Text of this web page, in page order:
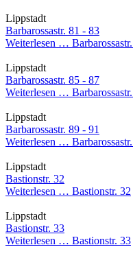
Lippstadt
Barbarossastr. 81 - 83
Weiterlesen …
Lippstadt
Barbarossastr. 85 - 87
Weiterlesen …
Lippstadt
Barbarossastr. 89 - 91
Weiterlesen …
Lippstadt
Bastionstr. 32
Weiterlesen … Bastionstr. 32
Lippstadt
Bastionstr. 33
Weiterlesen … Bastionstr. 33